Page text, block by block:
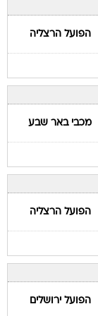
הפועל הרצליה
מכבי באר שבע
הפועל הרצליה
הפועל ירושלים